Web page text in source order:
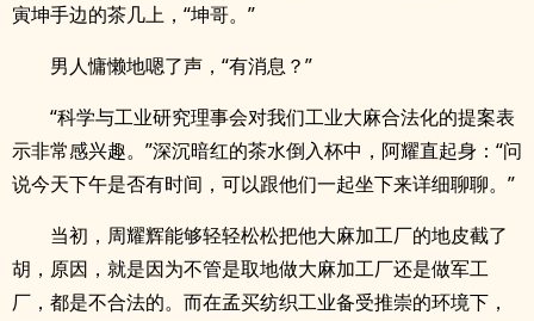
寅坤手边的茶几上，“坤哥。”
男人慵懒地嗯了声，“有消息？”
“科学与工业研究理事会对我们工业大麻合法化的提案表
示非常感兴趣。”深沉暗红的茶水倒入杯中，阿耀直起身：“问
说今天下午是否有时间，可以跟他们一起坐下来详细聊聊。”
当初，周耀辉能够轻轻松松把他大麻加工厂的地皮截了
胡，原因，就是因为不管是取地做大麻加工厂还是做军工
厂，都是不合法的。而在孟买纺织工业备受推崇的环境下，